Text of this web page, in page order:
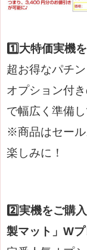
1️⃣大特価実機
超お得なパチ
オプション付
で幅広く準備
※商品はセール
楽しみに！
2️⃣実機をご購
製マット」W